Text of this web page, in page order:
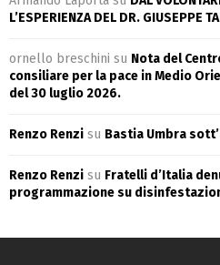
L’ESPERIENZA DEL DR. GIUSEPPE
ornello breschini su Nota del
consiliare per la pace in Medio
del 30 luglio 2026.
Renzo Renzi su Bastia Umbra
Renzo Renzi su Fratelli d’Italia
programmazione su